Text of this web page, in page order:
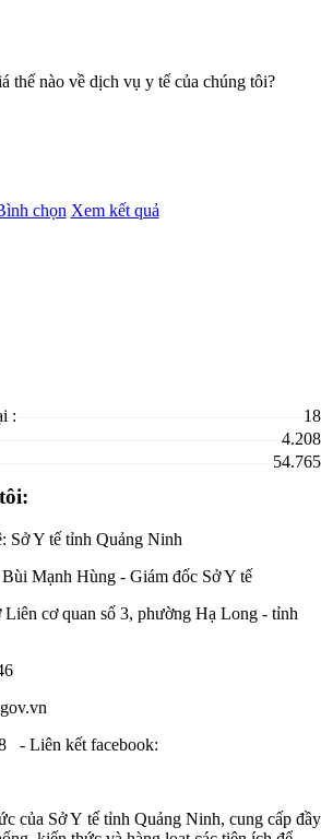
thế nào về dịch vụ y tế của chúng tôi?
chọn Xem kết quả
:
18
4.208
54.765
Sở Y tế tỉnh Quảng Ninh
Bùi Mạnh Hùng - Giám đốc Sở Y tế
cơ quan số 3, phường Hạ Long - tỉnh
- Liên kết facebook:
của Sở Y tế tỉnh Quảng Ninh, cung cấp đầy